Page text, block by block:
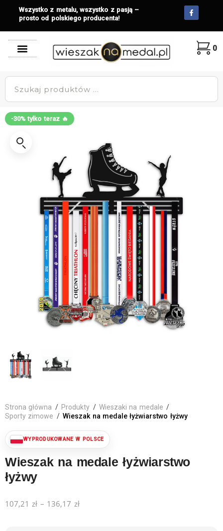
Wszystko z metalu, wszystko z pasją –
prosto od polskiego producenta!
0
-30% tylko teraz 🔥
Strona główna / Produkty / Wieszaki na medale /
Sporty zimowe / Wieszak na medale łyżwiarstwo łyżwy
Wieszak na medale łyżwiarstwo
łyżwy
107,21zł – 136,17 zł